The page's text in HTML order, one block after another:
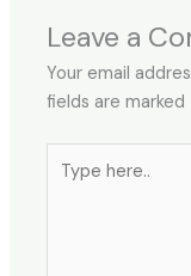
Leave a
Your email
fields are marked
here..